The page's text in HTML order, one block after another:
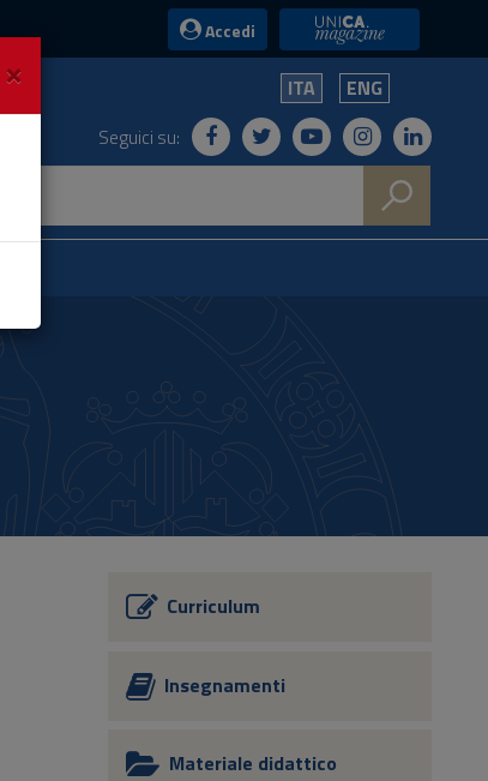
Accedi UniCA News
ITA ENG
Seguici su:
Curriculum
Insegnamenti
Materiale didattico
×